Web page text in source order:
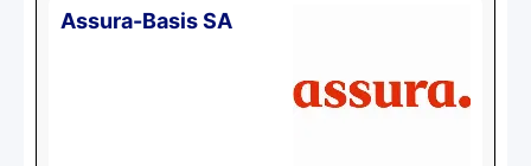
Assura-Basis SA